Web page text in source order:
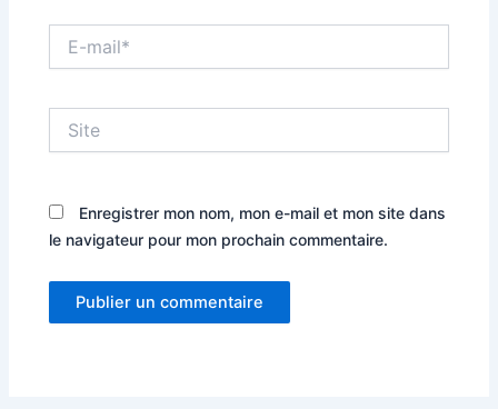
mail*
Enregistrer mon nom, mon e-mail et mon site dans
le navigateur pour mon prochain commentaire.